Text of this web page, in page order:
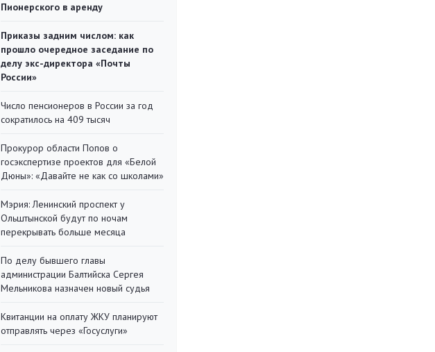
Пионерского в аренду
Приказы задним числом: как
прошло очередное заседание по
делу экс-директора «Почты
России»
Число пенсионеров в России за год
сократилось на 409 тысяч
Прокурор области Попов о
госэкспертизе проектов для «Белой
Дюны»: «Давайте не как со школами»
Мэрия: Ленинский проспект у
Ольштынской будут по ночам
перекрывать больше месяца
По делу бывшего главы
администрации Балтийска Сергея
Мельникова назначен новый судья
Квитанции на оплату ЖКУ планируют
отправлять через «Госуслуги»